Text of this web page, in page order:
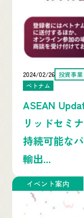
2024/02/26 投資事業
ベトナム
ASEAN
リッドセミ
持続可能な
輸出...
イベント案内